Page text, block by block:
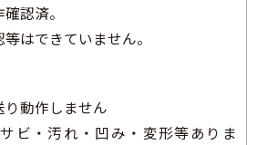
認済。
はできていません。
動作しません
ビ・汚れ・凹み・変形等ありま